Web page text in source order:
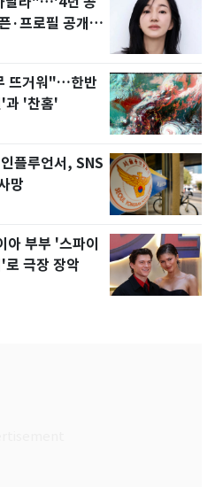
·프로필 공개
뜨거워"…한반
'과 '찬홈'
플루언서, SNS
망
부부 '스파이
극장 장악